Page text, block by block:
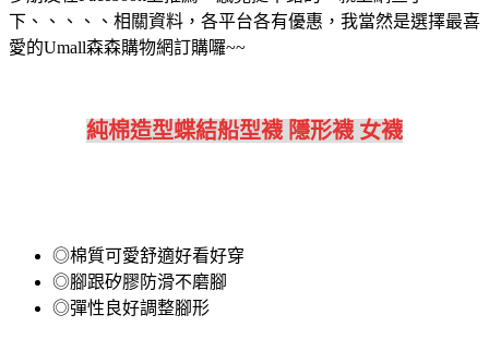
下、、、、、相關資料，各平台各有優惠，我當然是選擇最喜
愛的Umall森森購物網訂購囉~~
純棉造型蝶結船型襪 隱形襪 女襪
◎棉質可愛舒適好看好穿
◎腳跟矽膠防滑不磨腳
◎彈性良好調整腳形